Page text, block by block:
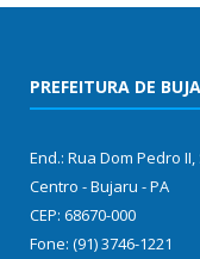
PREFEITURA DE
End.: Rua Dom Pedro II,
Centro - Bujaru - PA
CEP: 68670-000
Fone: (91) 3746-1221